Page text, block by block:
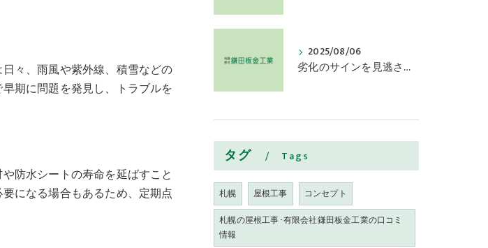
々、雨風や紫外線、積雪などの
期に問題を発見し、トラブルを
防水シートの寿命を延ばすこと
になる場合もあるため、定期点
2025/08/06
劣化のサインを見逃さないために屋根塗装の効果持続を確認しよう
タグ Tags
札幌 屋根工事
コンセプト
札幌の屋根工事･有限会社鎌田板金工業の口コミ
情報